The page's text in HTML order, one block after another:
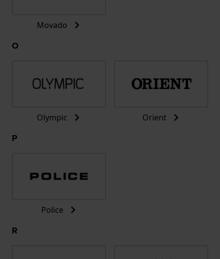
Movado
O
Olympic Orient
P
Police
R